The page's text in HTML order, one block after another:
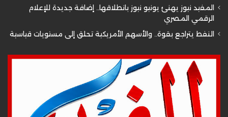
المفيد نيوز يهنئ يونيو نيوز بانطلاقها.. إضافة جديدة للإعلام
الرقمي المصري
النفط يتراجع بقوة.. والأسهم الأمريكية تحلق إلى مستويات قياسية